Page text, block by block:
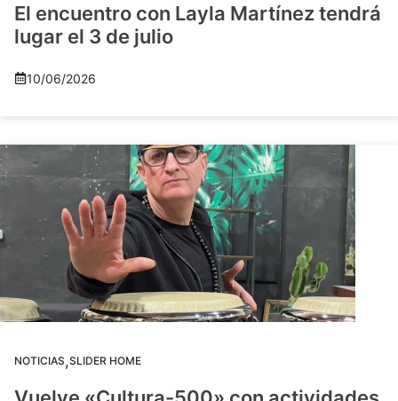
El encuentro con Layla Martínez tendrá
lugar el 3 de julio
10/06/2026
NOTICIAS,SLIDER HOME